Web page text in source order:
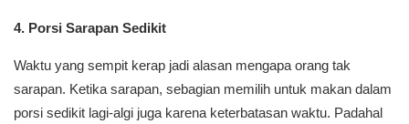
4. Porsi Sarapan Sedikit
Waktu yang sempit kerap jadi alasan mengapa orang tak
sarapan. Ketika sarapan, sebagian memilih untuk makan dalam
porsi sedikit lagi-algi juga karena keterbatasan waktu. Padahal